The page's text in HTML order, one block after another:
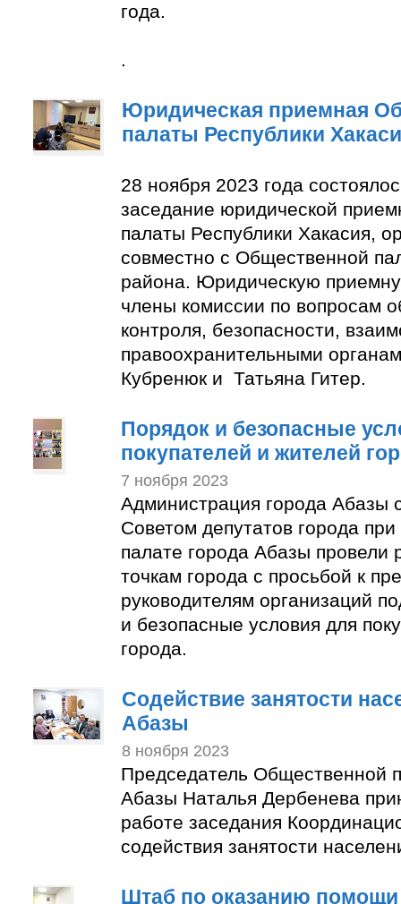
года.
.
Юридическая приемная
палаты Республики
28 ноября 2023 года
заседание юридической
палаты Республики Хакасия,
совместно с Общественной
района. Юридическую
члены комиссии по вопросам
контроля, безопасности,
правоохранительными
Кубренюк и Татьяна Гитер.
Порядок и безопасные
покупателей и жителей
7 ноября 2023
Администрация города Абазы
Советом депутатов города
палате города Абазы провели
точкам города с просьбой к
руководителям организаций
и безопасные условия для
города.
Содействие занятости
Абазы
8 ноября 2023
Председатель Общественной
Абазы Наталья Дербенева
работе заседания
содействия занятости
Штаб по оказанию помощи